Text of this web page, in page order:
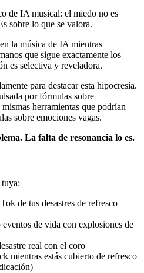
de IA musical: el miedo no es
sobre lo que se valora.
la música de IA mientras
que sigue exactamente los
es selectiva y reveladora.
para destacar esta hipocresía.
por fórmulas sobre
herramientas que podrían
sobre emociones vagas.
La falta de resonancia lo es.
de tus desastres de refresco
de vida con explosiones de
real con el coro
mientras estás cubierto de refresco